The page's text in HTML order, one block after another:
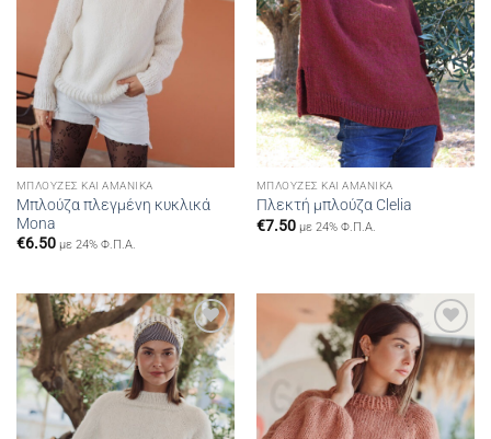
ΜΠΛΟΎΖΕΣ ΚΑΙ ΑΜΆΝΙΚΑ
Μπλούζα πλεγμένη κυκλικά
Mona
€6.50 με 24% Φ.Π.Α.
ΜΠΛΟΎΖΕΣ ΚΑΙ ΑΜΆΝΙΚΑ
Πλεκτή μπλούζα Clelia
€7.50 με 24% Φ.Π.Α.
Add to
wishlist
Add to
wishlist